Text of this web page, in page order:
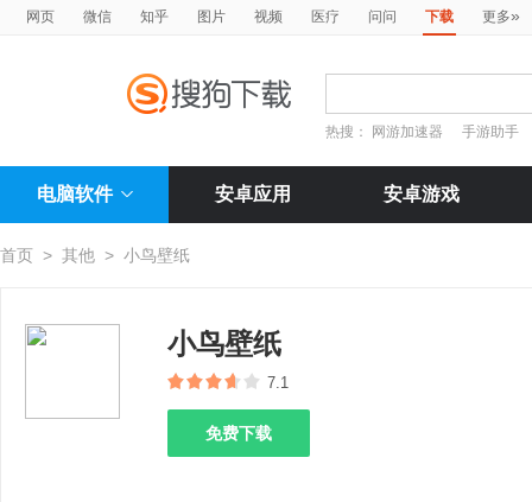
网页 微信 知乎 图片 视频 医疗 问问 下载 更多»
热搜： 网游加速器 手游助手
电脑软件 安卓应用 安卓游戏
首页 > 其他 > 小鸟壁纸
小鸟壁纸
7.1
免费下载